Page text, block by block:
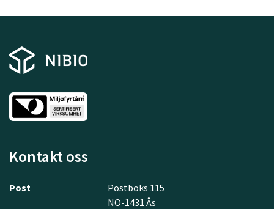
Kontakt oss
Post
Postboks 115
NO-1431 Ås